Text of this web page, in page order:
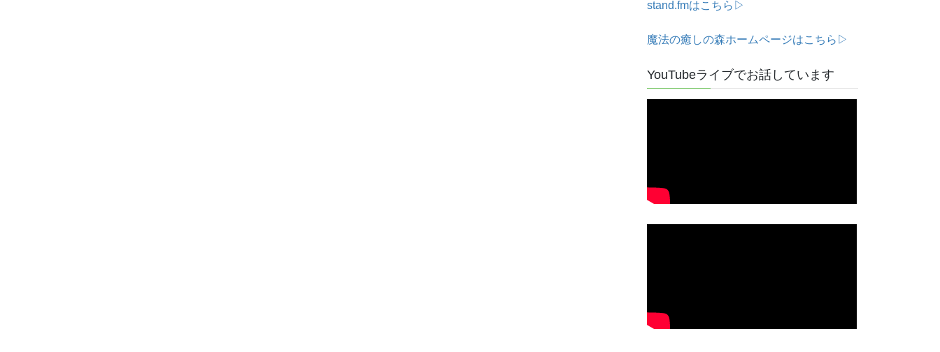
stand.fmはこちら▷
魔法の癒しの森ホームページはこちら▷
YouTubeライブでお話しています